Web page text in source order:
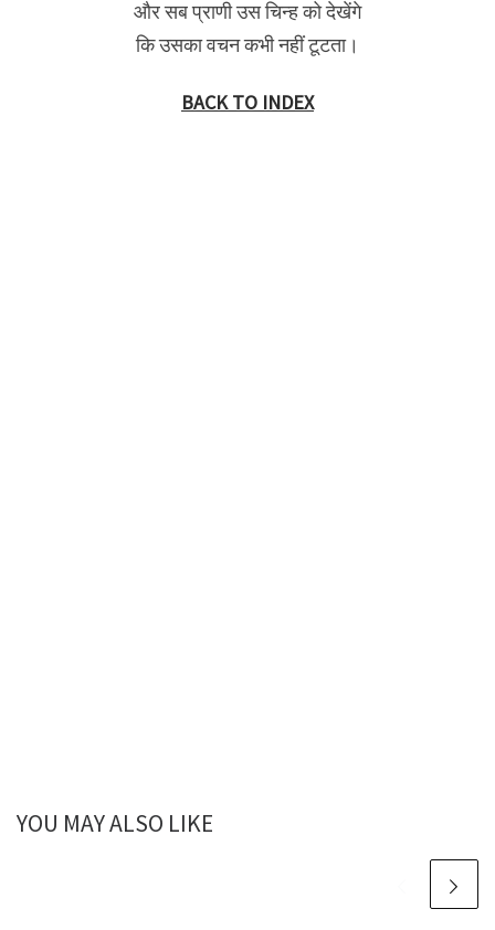
और सब प्राणी उस चिन्ह को देखेंगे
कि उसका वचन कभी नहीं टूटता।
BACK TO INDEX
YOU MAY ALSO LIKE